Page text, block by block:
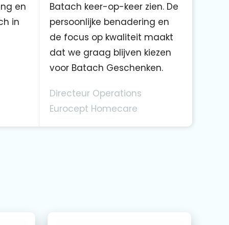
en
in
Batach keer-op-keer zien. De
persoonlijke benadering en
de focus op kwaliteit maakt
dat we graag blijven kiezen
voor Batach Geschenken.
Directeur Operations
Eurocept Homecare